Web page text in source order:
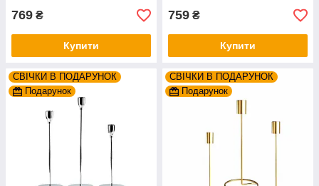
769 ₴
Купити
759 ₴
Купити
СВІЧКИ В ПОДАРУНОК
Подарунок
СВІЧКИ В ПОДАРУНОК
Подарунок